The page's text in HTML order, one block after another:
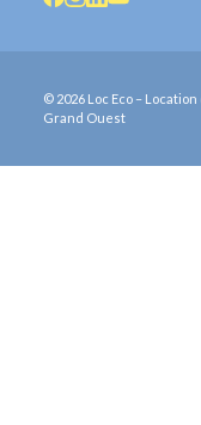
© 2026 Loc Eco –
Grand Ouest